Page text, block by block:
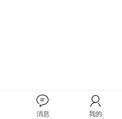
消息 我的